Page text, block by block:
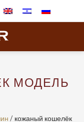
МОДЕЛЬ
/ кожаный кошелёк